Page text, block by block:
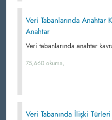
Veri Tabanlarında Anahtar
Anahtar
Veri tabanlarında anahtar
75,660 okuma,
Veri Tabanında İlişki Türleri